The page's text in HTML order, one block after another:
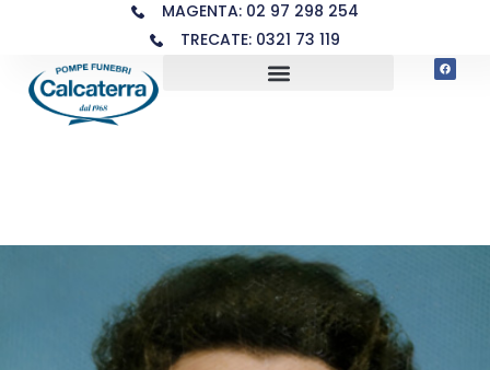
MAGENTA: 02 97 298 254
TRECATE: 0321 73 119